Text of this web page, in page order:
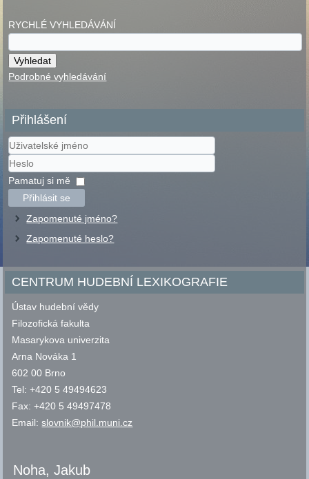
RYCHLÉ VYHLEDÁVÁNÍ
Podrobné vyhledávání
Přihlášení
Uživatelské
jméno
Heslo
Pamatuj si mě
Přihlásit se
Zapomenuté jméno?
Zapomenuté heslo?
CENTRUM HUDEBNÍ LEXIKOGRAFIE
Ústav hudební vědy
Filozofická fakulta
Masarykova univerzita
Arna Nováka 1
602 00 Brno
Tel: +420 5 49494623
Fax: +420 5 49497478
Email:slovnik@phil.muni.cz
Noha, Jakub